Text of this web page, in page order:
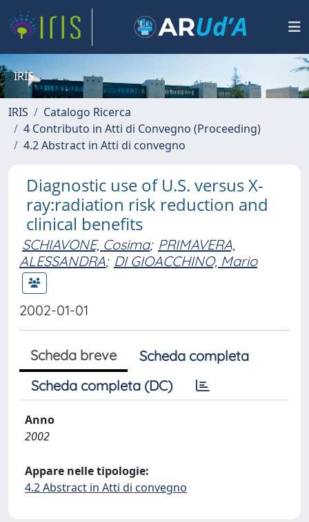
IRIS
IRIS
Catalogo Ricerca
4 Contributo in Atti di Convegno (Proceeding)
4.2 Abstract in Atti di convegno
Diagnostic use of U.S. versus X-
ray:radiation risk reduction and
clinical benefits
SCHIAVONE, Cosima; PRIMAVERA,
ALESSANDRA; DI GIOACCHINO, Mario
2002-01-01
Scheda breve
Scheda completa
Scheda completa (DC)
Anno
2002
Appare nelle tipologie:
4.2 Abstract in Atti di convegno